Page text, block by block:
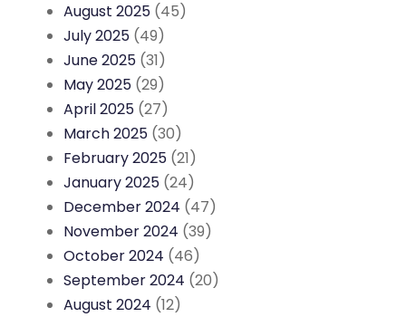
August 2025 (45)
July 2025 (49)
June 2025 (31)
May 2025 (29)
April 2025 (27)
March 2025 (30)
February 2025 (21)
January 2025 (24)
December 2024 (47)
November 2024 (39)
October 2024 (46)
September 2024 (20)
August 2024 (12)